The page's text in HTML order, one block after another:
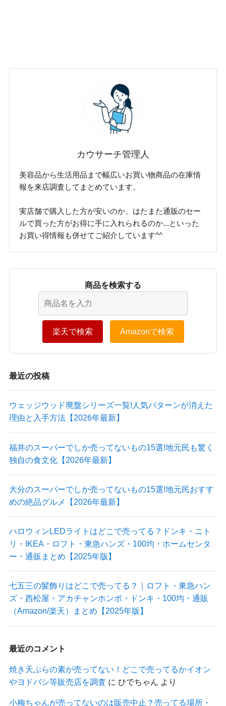
カウサーチ管理人
美容品から生活用品まで幅広いお買い物商品の在庫情
報を来店調査してまとめています。
実店舗で購入した方が安いのか、はたまた通販のセー
ルで買った方がお得に手に入れられるのか...といった
お買い得情報も併せてご紹介しています^^
商品を検索する
楽天で検索 Amazonで検索
最近の投稿
ウェッジウッド廃盤シリーズ一覧!人気パターンが消えた
理由と入手方法【2026年最新】
福井のスーパーでしか売ってないもの15選!地元民も驚く
独自の食文化【2026年最新】
大分のスーパーでしか売ってないもの15選!地元民おすす
めの絶品グルメ【2026年最新】
ハロウィンLEDライトはどこで売ってる？ドンキ・ニト
リ・IKEA・ロフト・東急ハンズ・100均・ホームセンタ
ー・通販まとめ【2025年版】
七五三の髪飾りはどこで売ってる？｜ロフト・東急ハン
ズ・西松屋・アカチャンホンポ・ドンキ・100均・通販
（Amazon/楽天）まとめ【2025年版】
最近のコメント
焼き天ぷらの素が売ってない！どこで売ってるかイオン
やヨドバシ等販売店を調査 に ひでちゃん より
小梅ちゃんが売ってないのは販売中止？売ってる場所・